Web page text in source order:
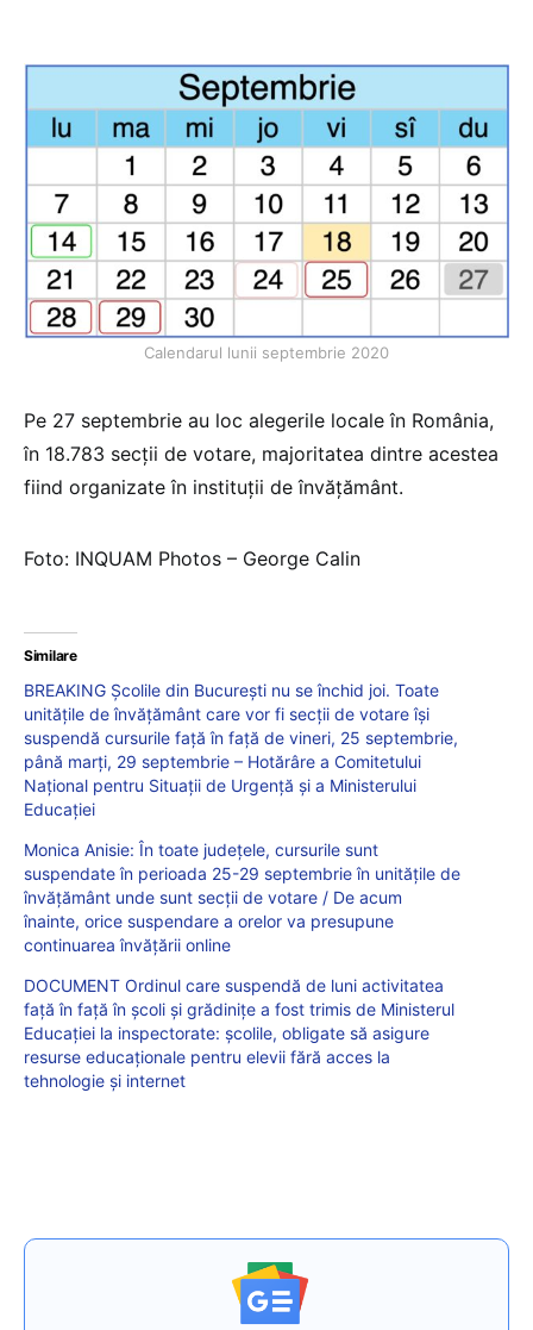
Calendarul lunii septembrie 2020
Pe 27 septembrie au loc alegerile locale în România,
în 18.783 secții de votare, majoritatea dintre acestea
fiind organizate în instituții de învățământ.
Foto: INQUAM Photos – George Calin
Similare
BREAKING Școlile din București nu se închid joi. Toate
unitățile de învățământ care vor fi secții de votare își
suspendă cursurile față în față de vineri, 25 septembrie,
până marți, 29 septembrie – Hotărâre a Comitetului
Național pentru Situații de Urgență și a Ministerului
Educației
Monica Anisie: În toate județele, cursurile sunt
suspendate în perioada 25-29 septembrie în unitățile de
învățământ unde sunt secții de votare / De acum
înainte, orice suspendare a orelor va presupune
continuarea învățării online
DOCUMENT Ordinul care suspendă de luni activitatea
față în față în școli și grădinițe a fost trimis de Ministerul
Educației la inspectorate: școlile, obligate să asigure
resurse educaționale pentru elevii fără acces la
tehnologie și internet